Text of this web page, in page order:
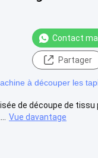
Contact
Partager
à découper les
de découpe de
Vue davantage